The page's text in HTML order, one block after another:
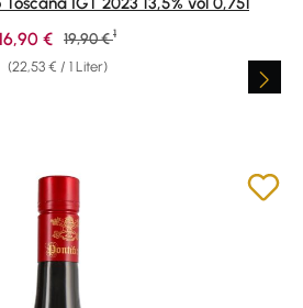
(22,53 € / 1 Liter)
Verkaufspreis:
€ Regulärer Preis:
19,90 € 1